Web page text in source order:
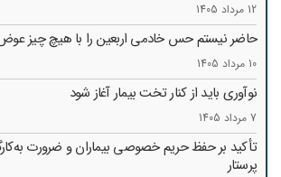
12 مرداد 1405
حاضر نیستم حس خادمی اربعین را با هیچ چیز
10 مرداد 1405
نوآوری باید از کنار تخت بیمار آغاز شود
7 مرداد 1405
تأکید بر حفظ حریم خصوصی بیماران و ضرورت
پرستار